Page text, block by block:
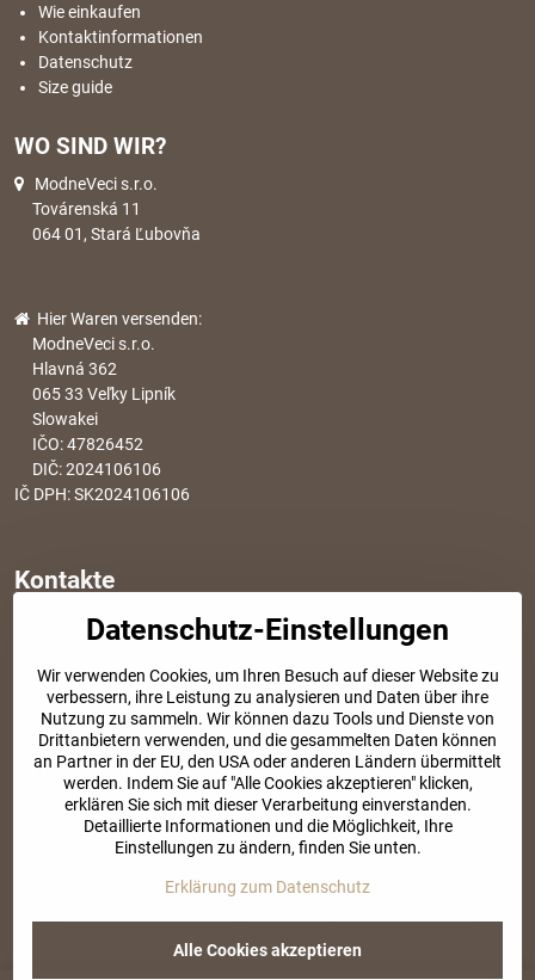
Wie einkaufen
Kontaktinformationen
Datenschutz
Size guide
WO SIND WIR?
ModneVeci s.r.o.
Továrenská 11
064 01, Stará Ľubovňa
Hier Waren versenden:
ModneVeci s.r.o.
Hlavná 362
065 33 Veľky Lipník
Slowakei
IČO: 47826452
DIČ: 2024106106
IČ DPH: SK2024106106
Kontakte
info​@modischesachen​.de
+421 917 917 801
Tel. Kundenservice von 8:30 bis 15:00
SOZIALE NETZWERKE
Facebook Instagram
©2026Urheberrecht
Website erstellt mit:
BiznisWeb.sk
Datenschutz-Einstellungen
Wir verwenden Cookies, um Ihren Besuch auf dieser Website zu
verbessern, ihre Leistung zu analysieren und Daten über ihre
Nutzung zu sammeln. Wir können dazu Tools und Dienste von
Drittanbietern verwenden, und die gesammelten Daten können
an Partner in der EU, den USA oder anderen Ländern übermittelt
werden. Indem Sie auf "Alle Cookies akzeptieren" klicken,
erklären Sie sich mit dieser Verarbeitung einverstanden.
Detaillierte Informationen und die Möglichkeit, Ihre
Einstellungen zu ändern, finden Sie unten.
Erklärung zum Datenschutz
Alle Cookies akzeptieren